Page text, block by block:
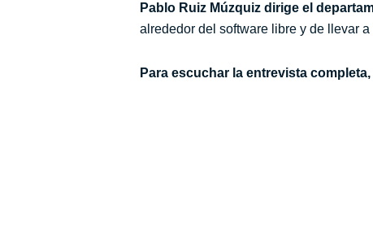
Pablo Ruiz Múzquiz dirige el
alrededor del software libre y de llevar
Para escuchar la entrevista